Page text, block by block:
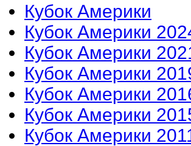
Кубок Америки
Кубок Америки
Кубок Америки
Кубок Америки
Кубок Америки
Кубок Америки
Кубок Америки